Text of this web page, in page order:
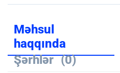
Məhsul
haqqında
Şərhlər (0)